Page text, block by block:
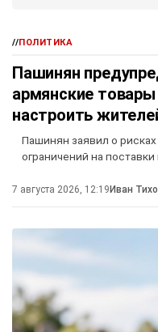
//ПОЛИТИКА
Пашинян
армянские
настроить
Пашинян заявил о
ограничений на
7 августа 2026, 12:19 Иван